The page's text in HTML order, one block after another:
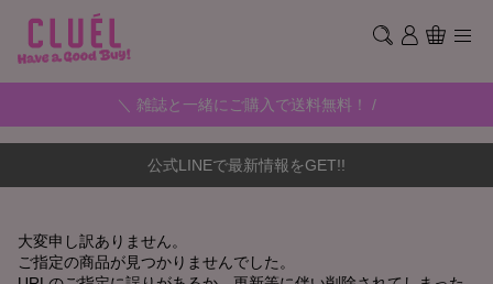
＼ 雑誌と一緒にご購入で送料無料！ /
公式LINEで最新情報をGET!!
大変申し訳ありません。
ご指定の商品が見つかりませんでした。